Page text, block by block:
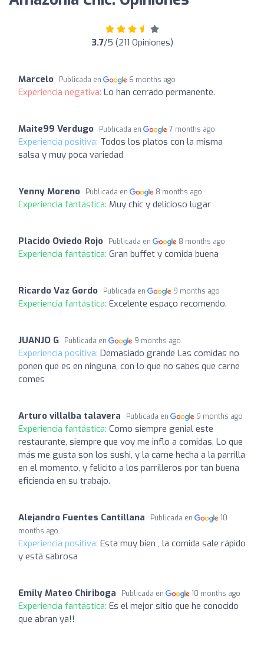
3.7/5 (211 Opiniones)
Marcelo Publicada en 6 months ago
Experiencia negativa: Lo han cerrado permanente.
Maite99 Verdugo Publicada en 7 months ago
Experiencia positiva: Todos los platos con la misma
salsa y muy poca variedad
Yenny Moreno Publicada en 8 months ago
Experiencia fantástica: Muy chic y delicioso lugar
Placido Oviedo Rojo Publicada en 8 months ago
Experiencia fantástica: Gran buffet y comida buena
Ricardo Vaz Gordo Publicada en 9 months ago
Experiencia fantástica: Excelente espaço recomendo.
JUANJO G Publicada en 9 months ago
Experiencia positiva: Demasiado grande Las comidas no
ponen que es en ninguna, con lo que no sabes que carne
comes
Arturo villalba talavera Publicada en 9 months ago
Experiencia fantástica: Como siempre genial este
restaurante, siempre que voy me inflo a comidas. Lo que
más me gusta son los sushi, y la carne hecha a la parrilla
en el momento, y felicito a los parrilleros por tan buena
eficiencia en su trabajo.
Alejandro Fuentes Cantillana Publicada en
10
months ago
Experiencia positiva: Esta muy bien , la comida sale rápido
y está sabrosa
Emily Mateo Chiriboga Publicada en 10 months ago
Experiencia fantástica: Es el mejor sitio que he conocido
que abran ya!!